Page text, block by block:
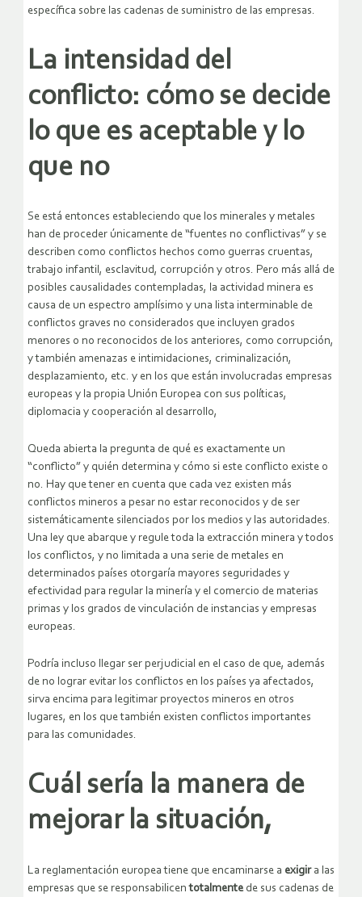
específica sobre las cadenas de suministro de las empresas.
La intensidad del
conflicto: cómo se decide
lo que es aceptable y lo
que no
Se está entonces estableciendo que los minerales y metales
han de proceder únicamente de “fuentes no conflictivas” y se
describen como conflictos hechos como guerras cruentas,
trabajo infantil, esclavitud, corrupción y otros. Pero más allá de
posibles causalidades contempladas, la actividad minera es
causa de un espectro amplísimo y una lista interminable de
conflictos graves no considerados que incluyen grados
menores o no reconocidos de los anteriores, como corrupción,
y también amenazas e intimidaciones, criminalización,
desplazamiento, etc. y en los que están involucradas empresas
europeas y la propia Unión Europea con sus políticas,
diplomacia y cooperación al desarrollo,
Queda abierta la pregunta de qué es exactamente un
“conflicto” y quién determina y cómo si este conflicto existe o
no. Hay que tener en cuenta que cada vez existen más
conflictos mineros a pesar no estar reconocidos y de ser
sistemáticamente silenciados por los medios y las autoridades.
Una ley que abarque y regule toda la extracción minera y todos
los conflictos, y no limitada a una serie de metales en
determinados países otorgaría mayores seguridades y
efectividad para regular la minería y el comercio de materias
primas y los grados de vinculación de instancias y empresas
europeas.
Podría incluso llegar ser perjudicial en el caso de que, además
de no lograr evitar los conflictos en los países ya afectados,
sirva encima para legitimar proyectos mineros en otros
lugares, en los que también existen conflictos importantes
para las comunidades.
Cuál sería la manera de
mejorar la situación,
La reglamentación europea tiene que encaminarse a exigira las
empresas que se responsabilicentotalmentede sus cadenas de